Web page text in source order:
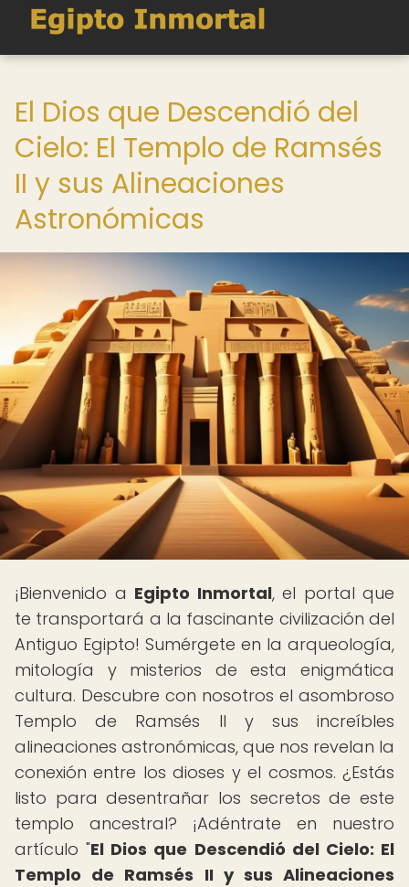
El Dios que Descendió del
Cielo: El Templo de Ramsés
II y sus Alineaciones
Astronómicas
¡Bienvenido a Egipto Inmortal, el portal que
te transportará a la fascinante civilización del
Antiguo Egipto! Sumérgete en la arqueología,
mitología y misterios de esta enigmática
cultura. Descubre con nosotros el asombroso
Templo de Ramsés II y sus increíbles
alineaciones astronómicas, que nos revelan la
conexión entre los dioses y el cosmos. ¿Estás
listo para desentrañar los secretos de este
templo ancestral? ¡Adéntrate en nuestro
artículo "El Dios que Descendió del Cielo: El
Templo de Ramsés II y sus Alineaciones